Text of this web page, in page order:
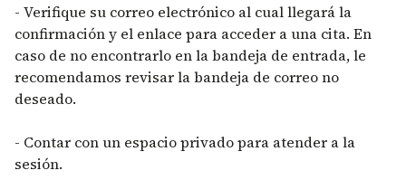
- Verifique su correo electrónico al cual llegará la
confirmación y el enlace para acceder a una cita. En
caso de no encontrarlo en la bandeja de entrada, le
recomendamos revisar la bandeja de correo no
deseado.
- Contar con un espacio privado para atender a la
sesión.